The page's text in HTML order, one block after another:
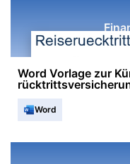
Word Vorlage zur
Word